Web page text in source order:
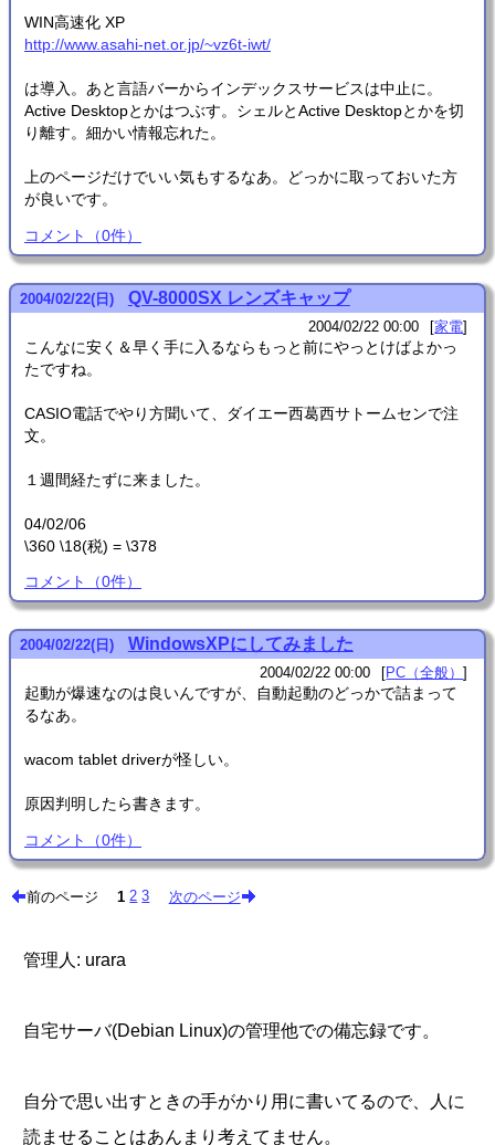
WIN高速化 XP
http://www.asahi-net.or.jp/~vz6t-iwt/
は導入。あと言語バーからインデックスサービスは中止に。
Active Desktopとかはつぶす。シェルとActive Desktopとかを切
り離す。細かい情報忘れた。
上のページだけでいい気もするなあ。どっかに取っておいた方
が良いです。
コメント （0件）
2004/02/22(日) QV-8000SX レンズキャップ
2004/02/22 00:00 家電
こんなに安く＆早く手に入るならもっと前にやっとけばよかっ
たですね。
CASIO電話でやり方聞いて、ダイエー西葛西サトームセンで注
文。
１週間経たずに来ました。
04/02/06
\360 \18(税) = \378
コメント （0件）
2004/02/22(日) WindowsXPにしてみました
2004/02/22 00:00 PC（全般）
起動が爆速なのは良いんですが、自動起動のどっかで詰まって
るなあ。
wacom tablet driverが怪しい。
原因判明したら書きます。
コメント （0件）
前のページ 1 2 3 次のページ
管理人: urara
自宅サーバ(Debian Linux)の管理他での備忘録です。
自分で思い出すときの手がかり用に書いてるので、人に
読ませることはあんまり考えてません。